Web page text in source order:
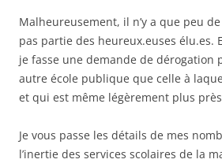
Malheureusement, il n’y a que peu
pas partie des heureux.euses élu.es.
je fasse une demande de dérogation
autre école publique que celle à
et qui est même légèrement plus
Je vous passe les détails de mes
l’inertie des services scolaires de la